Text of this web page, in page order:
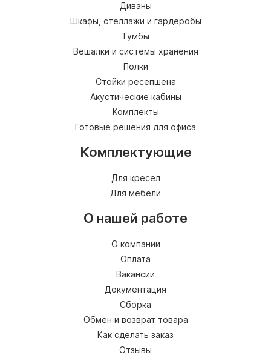
Диваны
Шкафы, стеллажи и гардеробы
Тумбы
Вешалки и системы хранения
Полки
Стойки ресепшена
Акустические кабины
Комплекты
Готовые решения для офиса
Комплектующие
Для кресел
Для мебели
О нашей работе
О компании
Оплата
Вакансии
Документация
Сборка
Обмен и возврат товара
Как сделать заказ
Отзывы